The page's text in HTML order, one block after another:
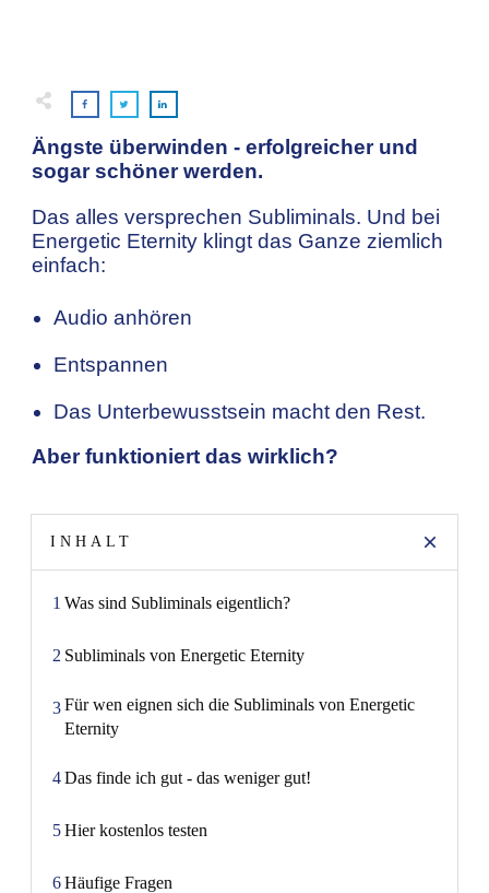
Ängste überwinden - erfolgreicher und
sogar schöner werden.
Das alles versprechen Subliminals. Und bei
Energetic Eternity klingt das Ganze ziemlich
einfach:
Audio anhören
Entspannen
Das Unterbewusstsein macht den Rest.
Aber funktioniert das wirklich?
INHALT
1 Was sind Subliminals eigentlich?
2 Subliminals von Energetic Eternity
3Für wen eignen sich die Subliminals von Energetic
Eternity
4Das finde ich gut - das weniger gut!
5Hier kostenlos testen
6Häufige Fragen